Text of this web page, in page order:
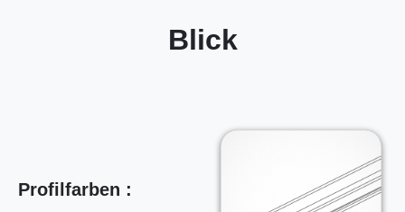
Blick
Profilfarben :